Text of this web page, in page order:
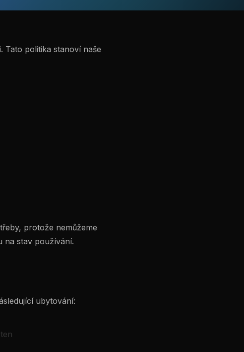
Tato politika stanoví naše
protože nemůžeme
na stav používání.
ubytování: